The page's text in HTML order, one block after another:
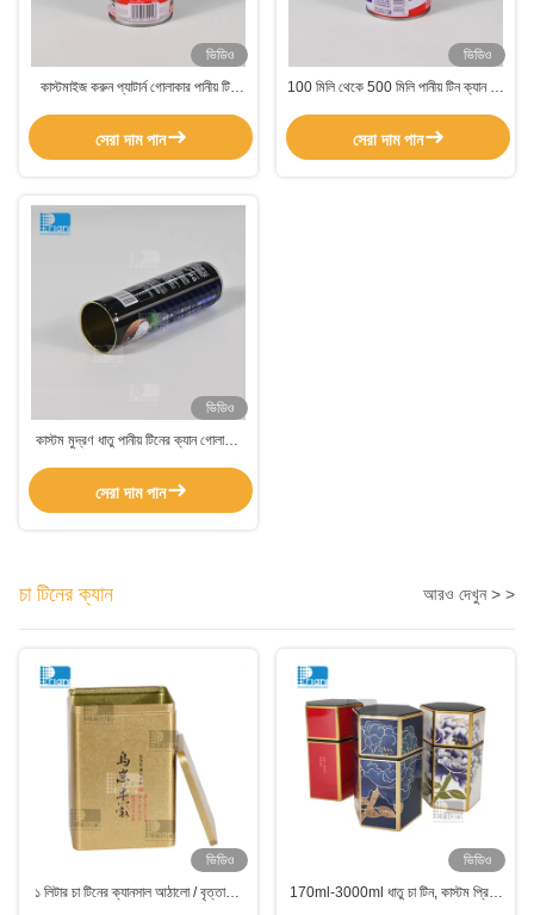
ভিডিও
কাস্টমাইজ করুন প্যাটার্ন গোলাকার পানীয় টিন
সেরা দাম পান
ভিডিও
100 মিলি থেকে 500 মিলি পানীয় টিন ক্যান টিন
কারখানার জন্য
সেরা দাম পান
ভিডিও
কাস্টম মুদ্রণ ধাতু পানীয় টিনের ক্যান গোলাকার
সেরা দাম পান
চা টিনের ক্যান আরও দেখুন > >
ভিডিও
১ লিটার চা টিনের ক্যানসাল আঠালো / বৃত্তাকার
ভিডিও
170ml-3000ml ধাতু চা টিন, কাস্টম প্রিন্টিং